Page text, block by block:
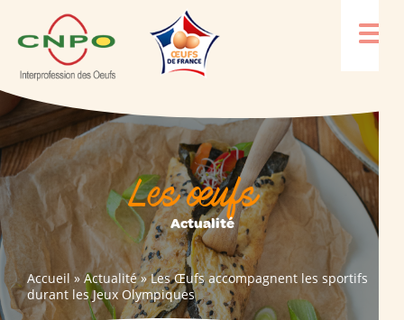
Les œufs
Actualité
Accueil »Actualité»Les Œufs accompagnent les sportifs
durant les Jeux Olympiques